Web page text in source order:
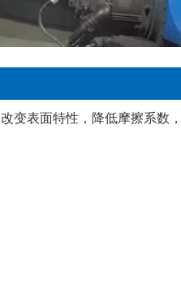
表面特性，降低摩擦系数